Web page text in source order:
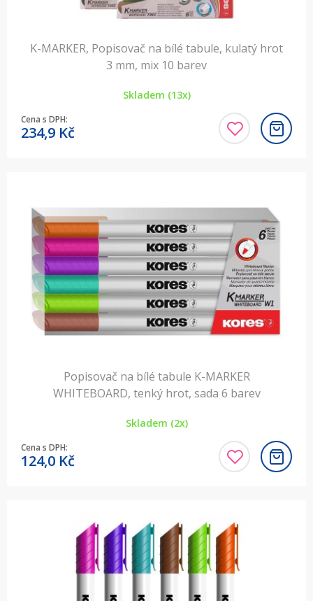
K-MARKER, Popisovač na bílé tabule, kulatý hrot
3 mm, mix 10 barev
Skladem (13x)
Cena s DPH:
234,9 Kč
Popisovač na bílé tabule K-MARKER
WHITEBOARD, tenký hrot, sada 6 barev
Skladem (2x)
Cena s DPH:
124,0 Kč